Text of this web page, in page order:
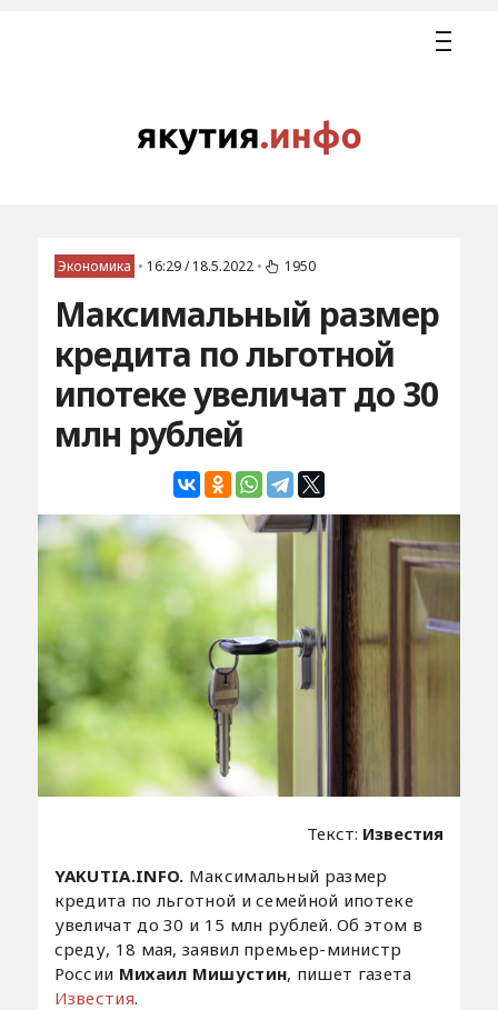
Экономика • 16:29 / 18.5.2022 • 1950
Максимальный размер
кредита по льготной
ипотеке увеличат до 30
млн рублей
Текст: Известия
YAKUTIA.INFO. Максимальный размер
кредита по льготной и семейной ипотеке
увеличат до 30 и 15 млн рублей. Об этом в
среду, 18 мая, заявил премьер-министр
России Михаил Мишустин, пишет газета
Известия.